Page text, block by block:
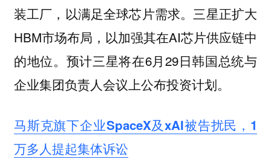
装工厂，以满足全球芯片需求。三星正扩大
HBM市场布局，以加强其在AI芯片供应链中
的地位。预计三星将在6月29日韩国总统与
企业集团负责人会议上公布投资计划。
马斯克旗下企业SpaceX及xAI被告扰民，1
万多人提起集体诉讼